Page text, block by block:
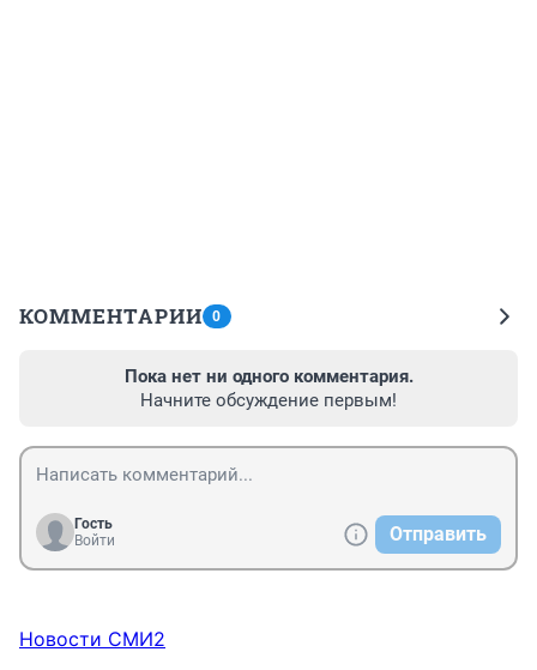
КОММЕНТАРИИ 0
Пока нет ни одного комментария.
Начните обсуждение первым!
Гость
Войти
Отправить
Новости СМИ2